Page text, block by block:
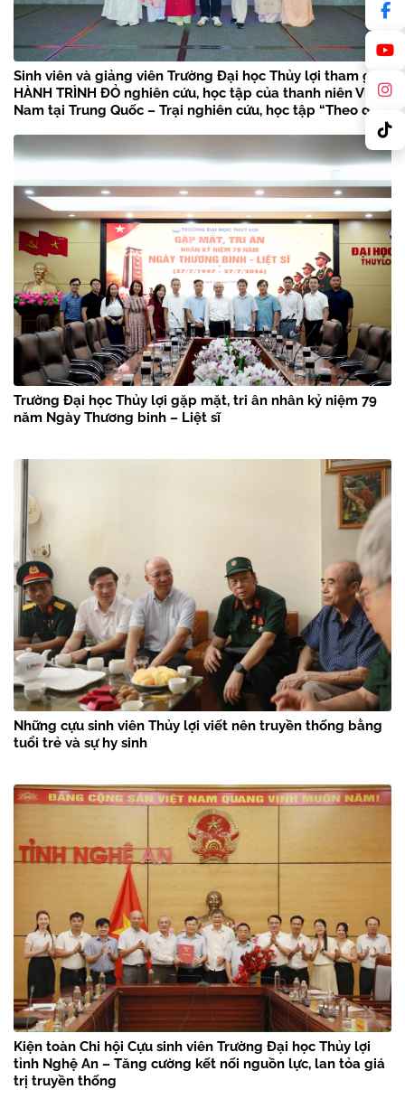
Sinh viên và giảng viên Trường Đại học Thủy lợi tham gia
HÀNH TRÌNH ĐỎ nghiên cứu, học tập của thanh niên Việt
Nam tại Trung Quốc – Trại nghiên cứu, học tập “Theo dấu
Trường Đại học Thủy lợi gặp mặt, tri ân nhân kỷ niệm 79
năm Ngày Thương binh – Liệt sĩ
Những cựu sinh viên Thủy lợi viết nên truyền thống bằng
tuổi trẻ và sự hy sinh
Kiện toàn Chi hội Cựu sinh viên Trường Đại học Thủy lợi
tỉnh Nghệ An – Tăng cường kết nối nguồn lực, lan tỏa giá
trị truyền thống